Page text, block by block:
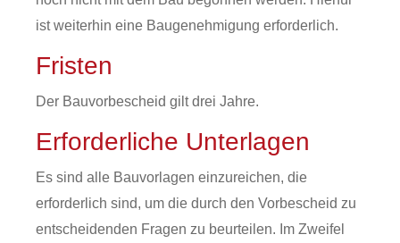
ist weiterhin eine Baugenehmigung erforderlich.
Fristen
Der Bauvorbescheid gilt drei Jahre.
Erforderliche Unterlagen
Es sind alle Bauvorlagen einzureichen, die
erforderlich sind, um die durch den Vorbescheid zu
entscheidenden Fragen zu beurteilen. Im Zweifel